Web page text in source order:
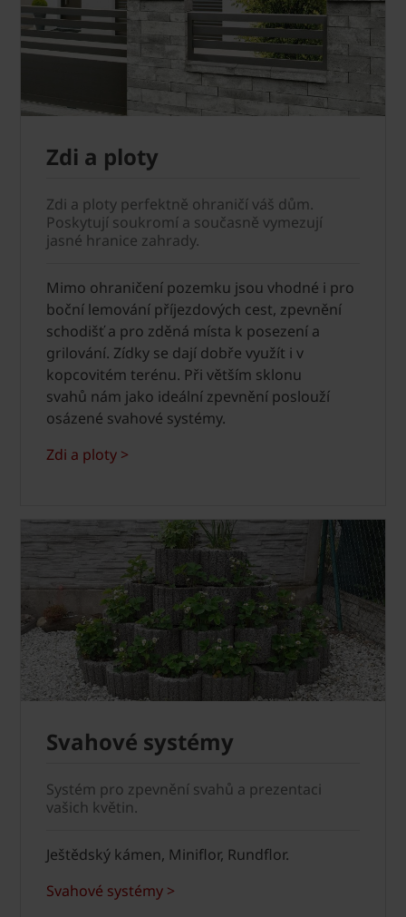
Zdi a ploty
Zdi a ploty perfektně ohraničí váš dům.
Poskytují soukromí a současně vymezují
jasné hranice zahrady.
Mimo ohraničení pozemku jsou vhodné i pro
boční lemování příjezdových cest, zpevnění
schodišť a pro zděná místa k posezení a
grilování. Zídky se dají dobře využít i v
kopcovitém terénu. Při větším sklonu
svahů nám jako ideální zpevnění poslouží
osázené svahové systémy.
Zdi a ploty >
Svahové systémy
Systém pro zpevnění svahů a prezentaci
vašich květin.
Ještědský kámen, Miniflor, Rundflor.
Svahové systémy >